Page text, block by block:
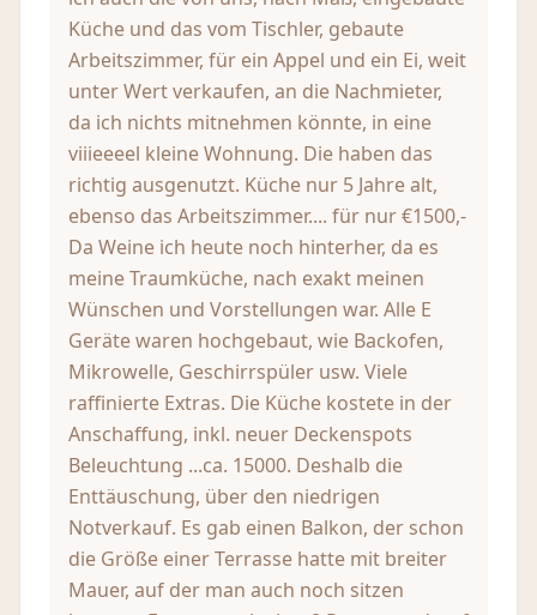
Küche und das vom Tischler, gebaute
Arbeitszimmer, für ein Appel und ein Ei, weit
unter Wert verkaufen, an die Nachmieter,
da ich nichts mitnehmen könnte, in eine
viiieeeel kleine Wohnung. Die haben das
richtig ausgenutzt. Küche nur 5 Jahre alt,
ebenso das Arbeitszimmer.... für nur €1500,-
Da Weine ich heute noch hinterher, da es
meine Traumküche, nach exakt meinen
Wünschen und Vorstellungen war. Alle E
Geräte waren hochgebaut, wie Backofen,
Mikrowelle, Geschirrspüler usw. Viele
raffinierte Extras. Die Küche kostete in der
Anschaffung, inkl. neuer Deckenspots
Beleuchtung ...ca. 15000. Deshalb die
Enttäuschung, über den niedrigen
Notverkauf. Es gab einen Balkon, der schon
die Größe einer Terrasse hatte mit breiter
Mauer, auf der man auch noch sitzen